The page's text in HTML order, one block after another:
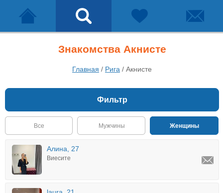
Знакомства Акнисте
Главная / Рига / Акнисте
Фильтр
Все Мужчины Женщины
Алина, 27
Виесите